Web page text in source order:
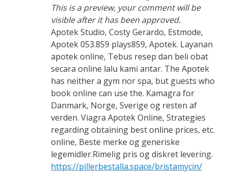
This is a preview, your comment will be
visible after it has been approved.
Apotek Studio, Costy Gerardo, Estmode,
Apotek 053.859 plays859, Apotek. Layanan
apotek online, Tebus resep dan beli obat
secara online lalu kami antar. The Apotek
has neither a gym nor spa, but guests who
book online can use the. Kamagra for
Danmark, Norge, Sverige og resten af
verden. Viagra Apotek Online, Strategies
regarding obtaining best online prices, etc.
online, Beste merke og generiske
legemidler.Rimelig pris og diskret levering.
https://pillerbestalla.space/bristamycin/